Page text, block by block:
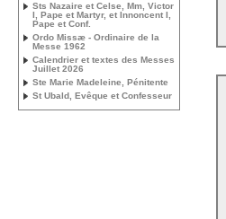
Sts Nazaire et Celse, Mm, Victor
I, Pape et Martyr, et Innoncent I,
Pape et Conf.
Ordo Missæ - Ordinaire de la
Messe 1962
Calendrier et textes des Messes
Juillet 2026
Ste Marie Madeleine, Pénitente
St Ubald, Evêque et Confesseur